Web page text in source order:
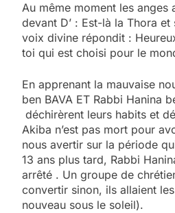
Au même moment les anges
devant D’ : Est-là la Thora et
voix divine répondit :
toi qui est choisi pour le
En apprenant la mauvaise
ben BAVA ET Rabbi Hanina
déchirèrent leurs habits et
Akiba n’est pas mort pour
nous avertir sur la période
13 ans plus tard, Rabbi
arrêté . Un groupe de
convertir sinon, ils allaient
nouveau sous le soleil).